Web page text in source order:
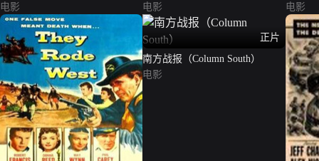
电影
电影
电影
正片
南方战报（Column South）
电影